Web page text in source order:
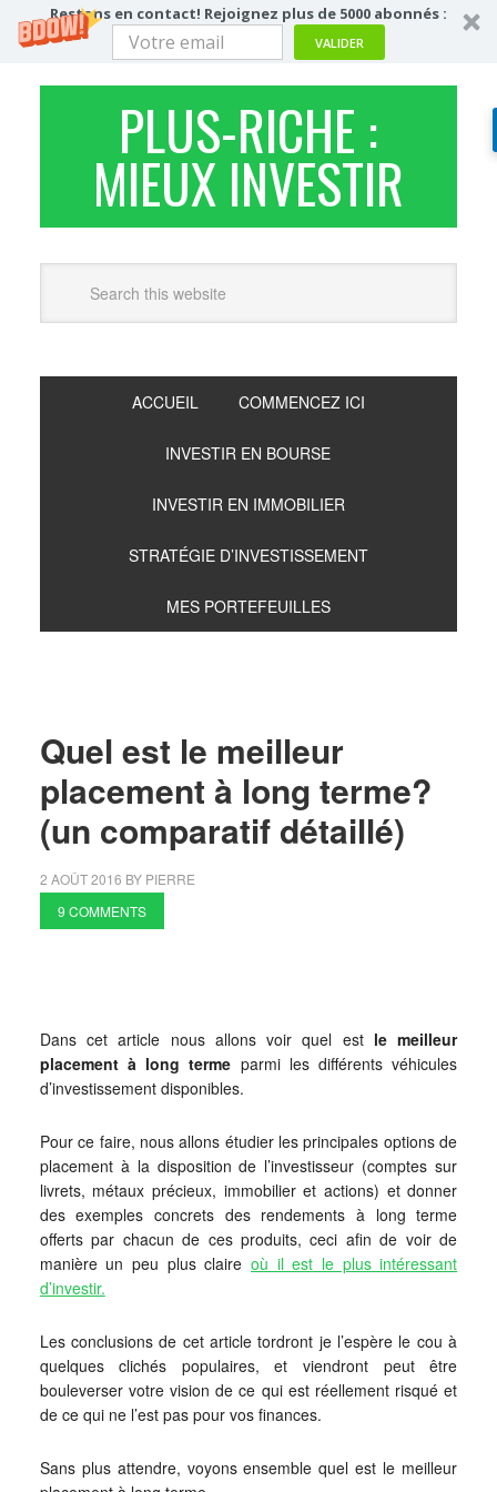
Restons en contact! Rejoignez plus de 5000 abonnés :
VALIDER
PLUS-RICHE :
MIEUX INVESTIR
ACCUEIL COMMENCEZ ICI
INVESTIR EN BOURSE
INVESTIR EN IMMOBILIER
STRATÉGIE D’INVESTISSEMENT
MES PORTEFEUILLES
Quel est le meilleur
placement à long terme?
(un comparatif détaillé)
2 AOÛT 2016 BY PIERRE
9 COMMENTS
Dans cet article nous allons voir quel estle meilleur
placement à long terme parmi les différents véhicules
d’investissement disponibles.
Pour ce faire, nous allons étudier les principales options de
placement à la disposition de l’investisseur (comptes sur
livrets, métaux précieux, immobilier et actions) et donner
des exemples concrets des rendements à long terme
offerts par chacun de ces produits, ceci afin de voir de
manière un peu plus claire où il est le plus intéressant
d’investir.
Les conclusions de cet article tordront je l’espère le cou à
quelques clichés populaires, et viendront peut être
bouleverser votre vision de ce qui est réellement risqué et
de ce qui ne l’est pas pour vos finances.
Sans plus attendre, voyons ensemble quel est le meilleur